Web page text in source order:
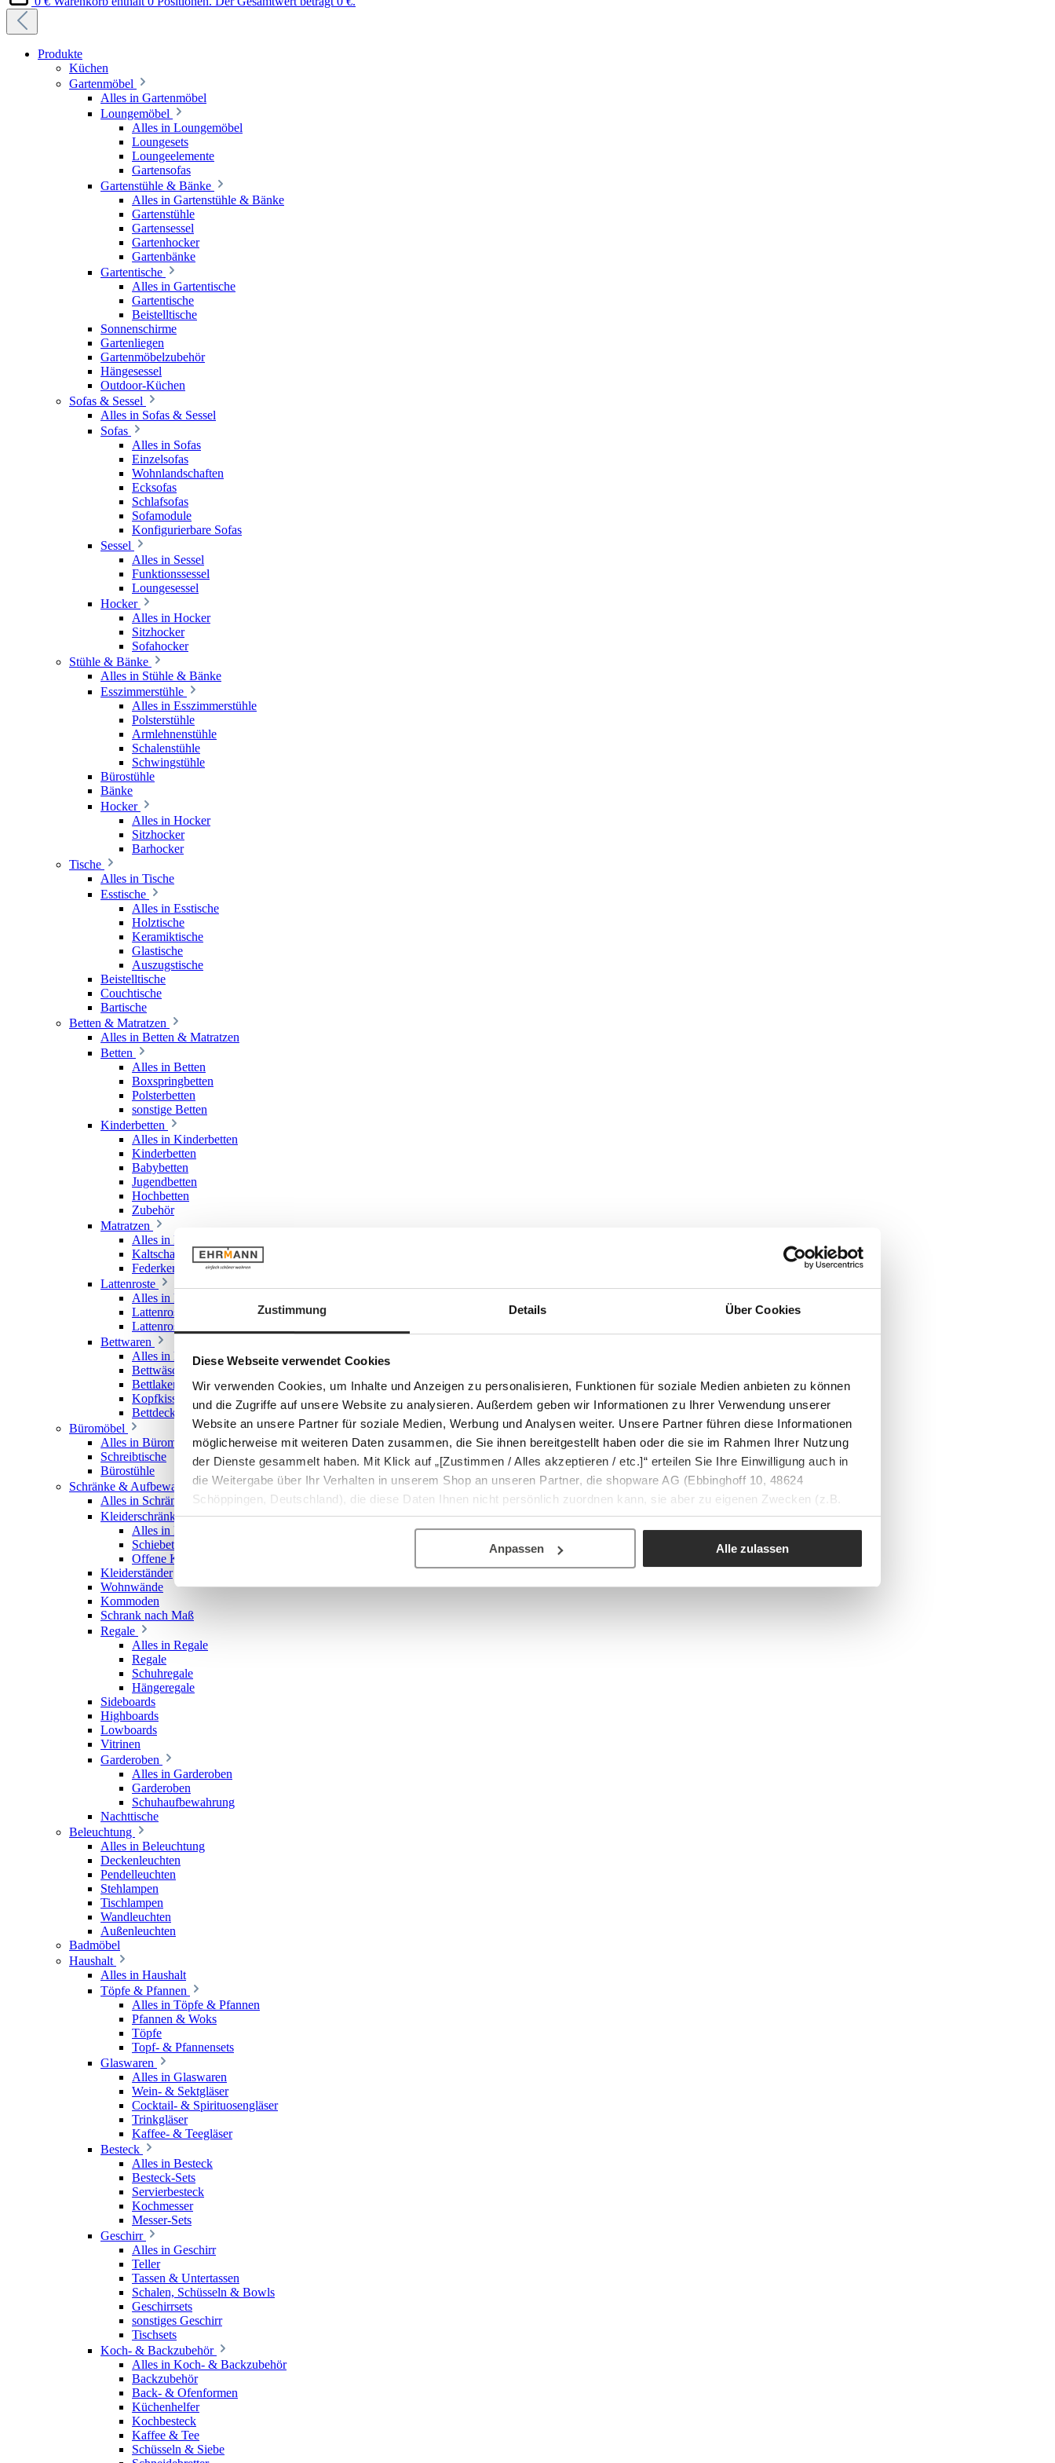
Zustimmung Details Über Cookies
Diese Webseite verwendet Cookies
Wir verwenden Cookies, um Inhalte und Anzeigen zu personalisieren, Funktionen für soziale Medien anbieten zu können
und die Zugriffe auf unsere Website zu analysieren. Außerdem geben wir Informationen zu Ihrer Verwendung unserer
Website an unsere Partner für soziale Medien, Werbung und Analysen weiter. Unsere Partner führen diese Informationen
möglicherweise mit weiteren Daten zusammen, die Sie ihnen bereitgestellt haben oder die sie im Rahmen Ihrer Nutzung
der Dienste gesammelt haben. Mit Klick auf „[Zustimmen / Alles akzeptieren / etc.]“ erteilen Sie Ihre Einwilligung auch in
die Weitergabe über Ihr Verhalten in unserem Shop an unseren Partner, die shopware AG (Ebbinghoff 10, 48624
Schöppingen, Deutschland), die diese Daten Ihnen nicht persönlich zuordnen kann, sie aber zu eigenen Zwecken (z.B.
Produktverbesserungen, Marktverhaltensanalysen) verarbeiten darf.
Anpassen Alle zulassen
Produkte
Küchen
Gartenmöbel
Alles in Gartenmöbel
Loungemöbel
Alles in Loungemöbel
Loungesets
Loungeelemente
Gartensofas
Gartenstühle & Bänke
Alles in Gartenstühle & Bänke
Gartenstühle
Gartensessel
Gartenhocker
Gartenbänke
Gartentische
Alles in Gartentische
Gartentische
Beistelltische
Sonnenschirme
Gartenliegen
Gartenmöbelzubehör
Hängesessel
Outdoor-Küchen
Sofas & Sessel
Alles in Sofas & Sessel
Sofas
Alles in Sofas
Einzelsofas
Wohnlandschaften
Ecksofas
Schlafsofas
Sofamodule
Konfigurierbare Sofas
Sessel
Alles in Sessel
Funktionssessel
Loungesessel
Hocker
Alles in Hocker
Sitzhocker
Sofahocker
Stühle & Bänke
Alles in Stühle & Bänke
Esszimmerstühle
Alles in Esszimmerstühle
Polsterstühle
Armlehnenstühle
Schalenstühle
Schwingstühle
Bürostühle
Bänke
Hocker
Alles in Hocker
Sitzhocker
Barhocker
Tische
Alles in Tische
Esstische
Alles in Esstische
Holztische
Keramiktische
Glastische
Auszugstische
Beistelltische
Couchtische
Bartische
Betten & Matratzen
Alles in Betten & Matratzen
Betten
Alles in Betten
Boxspringbetten
Polsterbetten
sonstige Betten
Kinderbetten
Alles in Kinderbetten
Kinderbetten
Babybetten
Jugendbetten
Hochbetten
Zubehör
Matratzen
Alles in Matratzen
Kaltschaummatratzen
Federkernmatratzen
Lattenroste
Alles in Lattenroste
Lattenroste starr
Lattenroste verstellbar
Bettwaren
Alles in Bettwaren
Bettwäsche
Bettlaken & Spannlaken
Kopfkissen
Bettdecken
Büromöbel
Alles in Büromöbel
Schreibtische
Bürostühle
Schränke & Aufbewahrung
Alles in Schränke & Aufbewahrung
Kleiderschränke
Alles in Kleiderschränke
Schiebetürenschränke
Offene Kleiderschränke
Kleiderständer
Wohnwände
Kommoden
Schrank nach Maß
Regale
Alles in Regale
Regale
Schuhregale
Hängeregale
Sideboards
Highboards
Lowboards
Vitrinen
Garderoben
Alles in Garderoben
Garderoben
Schuhaufbewahrung
Nachttische
Beleuchtung
Alles in Beleuchtung
Deckenleuchten
Pendelleuchten
Stehlampen
Tischlampen
Wandleuchten
Außenleuchten
Badmöbel
Haushalt
Alles in Haushalt
Töpfe & Pfannen
Alles in Töpfe & Pfannen
Pfannen & Woks
Töpfe
Topf- & Pfannensets
Glaswaren
Alles in Glaswaren
Wein- & Sektgläser
Cocktail- & Spirituosengläser
Trinkgläser
Kaffee- & Teegläser
Besteck
Alles in Besteck
Besteck-Sets
Servierbesteck
Kochmesser
Messer-Sets
Geschirr
Alles in Geschirr
Teller
Tassen & Untertassen
Schalen, Schüsseln & Bowls
Geschirrsets
sonstiges Geschirr
Tischsets
Koch- & Backzubehör
Alles in Koch- & Backzubehör
Backzubehör
Back- & Ofenformen
Küchenhelfer
Kochbesteck
Kaffee & Tee
Schüsseln & Siebe